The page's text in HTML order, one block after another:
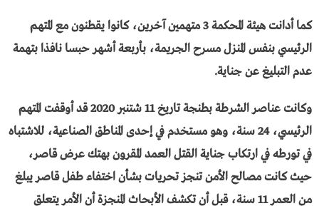
كما أدانت هيئة المحكمة 3 متهمين آخرين، كانوا يقطنون مع المتهم
الرئيسي بنفس المنزل مسرح الجريمة، بأربعة أشهر حبسا نافذا بتهمة
عدم التبليغ عن جناية.
وكانت عناصر الشرطة بطنجة تاريخ 11 شتنبر 2020 قد أوقفت المتهم
الرئيسي، 24 سنة، وهو مستخدم في إحدى المناطق الصناعية، للاشتباه
في تورطه في ارتكاب جناية القتل العمد المقرون بهتك عرض قاصر،
حيث كانت مصالح الأمن تنجز تحريات بشأن اختفاء طفل قاصر يبلغ
من العمر 11 سنة، قبل أن تكشف الأبحاث المنجزة أن الأمر يتعلق